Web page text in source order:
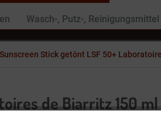
Wasch-, Putz-, Reinigungsmittel
Sunscreen Stick getönt LSF 50+
de Biarritz 150 ml